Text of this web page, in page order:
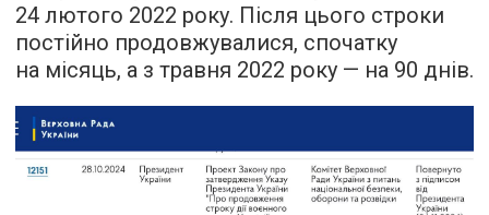
24 лютого 2022 року. Після цього строки
постійно продовжувалися, спочатку
на місяць, а з травня 2022 року — на 90 днів.